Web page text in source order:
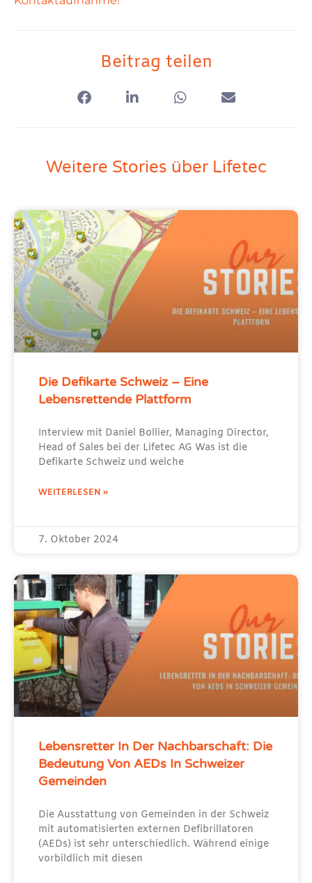
Beitrag teilen
Weitere Stories über Lifetec
Die Defikarte Schweiz – Eine
Lebensrettende Plattform
Interview mit Daniel Bollier, Managing Director,
Head of Sales bei der Lifetec AG Was ist die
Defikarte Schweiz und welche
WEITERLESEN »
7. Oktober 2024
Lebensretter In Der Nachbarschaft: Die
Bedeutung Von AEDs In Schweizer
Gemeinden
Die Ausstattung von Gemeinden in der Schweiz
mit automatisierten externen Defibrillatoren
(AEDs) ist sehr unterschiedlich. Während einige
vorbildlich mit diesen